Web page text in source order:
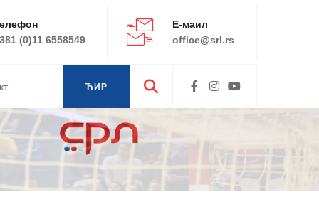
(0)11 6558549
Е-маил
office@srl.rs
ЋИР